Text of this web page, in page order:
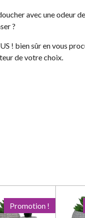
avec une odeur
?
! bien sûr en vous
de votre choix.
Promotion !